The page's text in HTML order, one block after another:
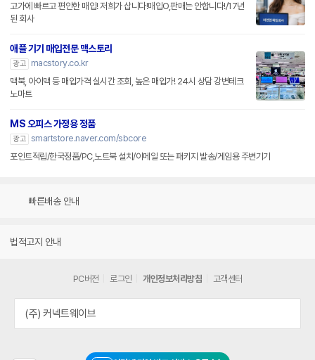
고가에 빠르고 편안한 매입! 저희가 삽니다!매입O,판매는 안합니다!/17년
된 회사
애플 기기 매입전문 맥스토리
광고
macstory.co.kr
맥북, 아이맥 등 매입가격 실시간 조회, 높은 매입가! 24시 상담 강변테크
노마트
MS 오피스 가정용 정품
광고 smartstore.naver.com/sbcore
포인트적립/한국정품/PC,노트북 설치/이메일 또는 패키지 발송/게임용 주변기기
빠른배송 안내
법적고지 안내
PC버전 로그인 개인정보처리방침 고객센터
(주) 커넥트웨이브